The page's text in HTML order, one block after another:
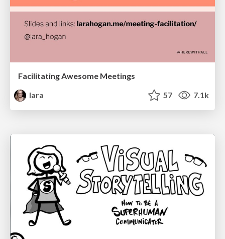
Facilitating Awesome Meetings
lara
57 7.1k